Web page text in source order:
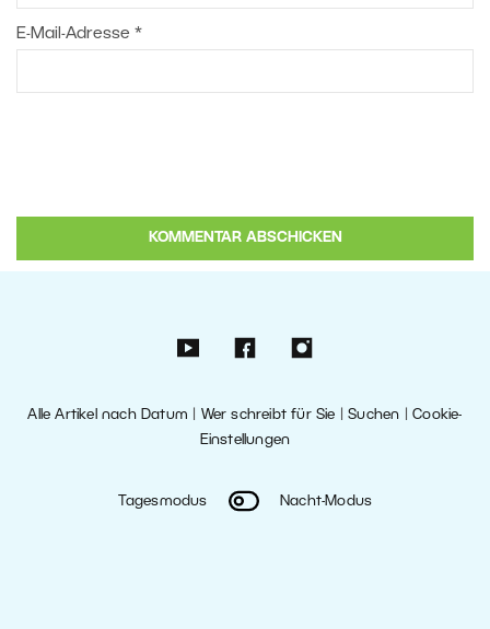
E-Mail-Adresse *
Alle Artikel nach Datum Wer schreibt für Sie |Suchen |Cookie-
Einstellungen
Tagesmodus Nacht-Modus